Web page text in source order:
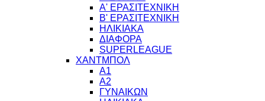
Α' ΕΡΑΣΙΤΕΧΝΙΚΗ
Β' ΕΡΑΣΙΤΕΧΝΙΚΗ
ΗΛΙΚΙΑΚΑ
ΔΙΑΦΟΡΑ
SUPERLEAGUE
ΧΑΝΤΜΠΟΛ
Α1
Α2
ΓΥΝΑΙΚΩΝ